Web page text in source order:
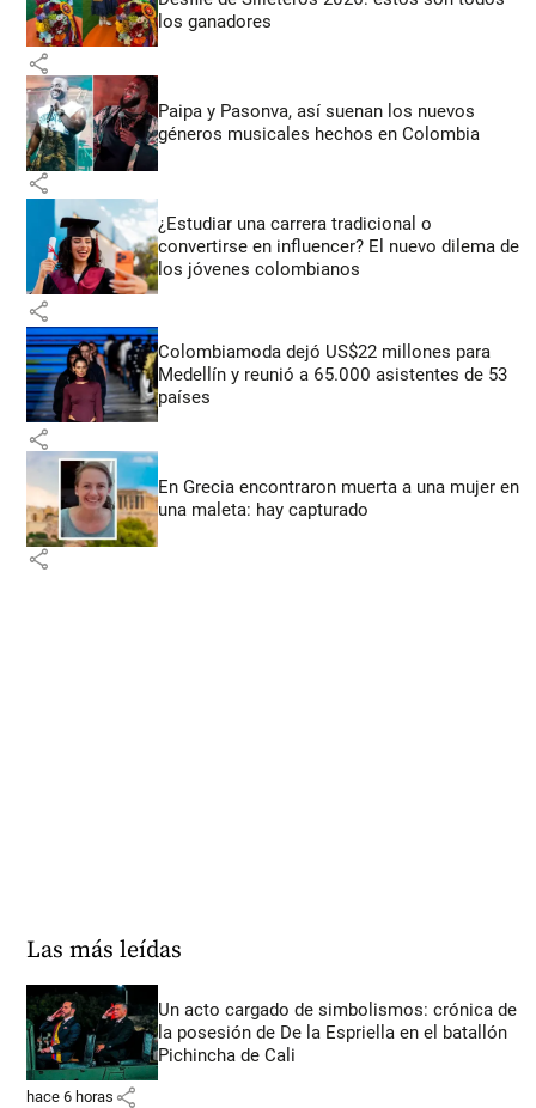
los ganadores
share
Paipa y Pasonva, así suenan los nuevos
géneros musicales hechos en Colombia
share
¿Estudiar una carrera tradicional o
convertirse en influencer? El nuevo dilema de
los jóvenes colombianos
share
Colombiamoda dejó US$22 millones para
Medellín y reunió a 65.000 asistentes de 53
países
share
En Grecia encontraron muerta a una mujer en
una maleta: hay capturado
share
Las más leídas
Un acto cargado de simbolismos: crónica de
la posesión de De la Espriella en el batallón
Pichincha de Cali
hace 6 horas share